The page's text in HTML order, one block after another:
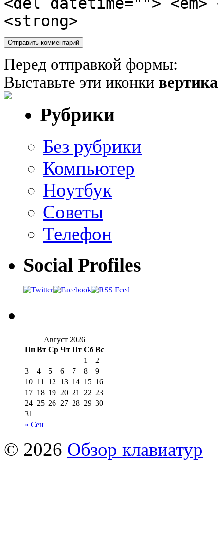
<strong>
Перед отправкой формы:
Выставьте эти иконки
Рубрики
Без рубрики
Компьютер
Ноутбук
Советы
Телефон
Social Profiles
Август 2026
Пн Вт Ср Чт Пт Сб Вс
« Сен
1
2
3
4 5 6 7 8
9
10 11 12 13 14 15 16
17 18 19 20 21 22 23
24 25 26 27 28 29 30
31
© 2026 Обзор клавиатур